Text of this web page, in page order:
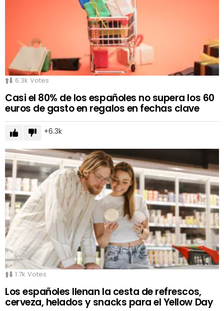
6.3k Votes
Casi el 80% de los españoles no supera los 60
euros de gasto en regalos en fechas clave
6.3k
1.7k Votes
Los españoles llenan la cesta de refrescos,
cerveza, helados y snacks para el Yellow Day